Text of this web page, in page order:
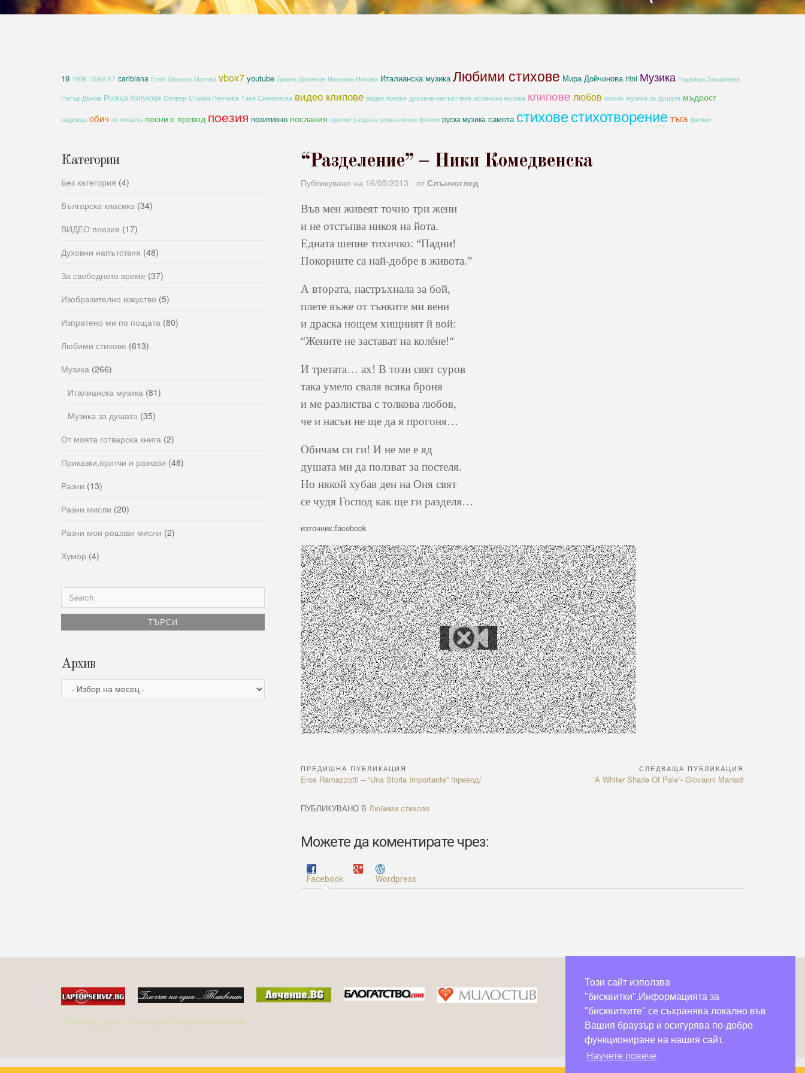
19 1606 7592.67 caribiana Emin Giovanni Marradi vbox7 youtube Дамян Дамянов Ивелина Никова Италианска музика Любими стихове Мира Дойчинова irini Музика Надежда Захариева
Петър Дънов Росица Копукова Селвер Станка Пенчева Таня Симеонова видео клипове видео поезия духовни напътствия испанска музика клипове любов мисли музика за душата мъдрост
надежда обич от пощата песни с превод поезия позитивно послания притчи раздяла романтични филми руска музика самота стиховестихотворениетъга филми
“Разделение” – Ники Комедвенска
Публикувано на 16/05/2013 от Слънчоглед
Във мен живеят точно три жени
и не отстъпва никоя на йота.
Едната шепне тихичко: “Падни!
Покорните са най-добре в живота.”
А втората, настръхнала за бой,
плете въже от тънките ми вени
и драска нощем хищният й вой:
“Жените не застават на колéне!“
И третата… ах! В този свят суров
така умело сваля всяка броня
и ме разлиства с толкова любов,
че и насън не ще да я прогоня…
Обичам си ги! И не ме е яд
душата ми да ползват за постеля.
Но някой хубав ден на Оня свят
се чудя Господ как ще ги разделя…
източник:facebook
Навигация
ПРЕДИШНА ПУБЛИКАЦИЯ
Previous
Eros Ramazzotti – “Una Storia Importante” /превод/
СЛЕДВАЩА ПУБЛИКАЦИЯ
Next
“A Whiter Shade Of Pale”- Giovanni Marradi
ПУБЛИКУВАНО В Любими стихове
Можете да коментирате чрез:
Facebook Wordpress
Категории
Без категория (4)
Българска класика (34)
ВИДЕО поезия (17)
Духовни напътствия (48)
За свободното време (37)
Изобразително изкуство (5)
Изпратено ми по пощата (80)
Любими стихове (613)
Музика (266)
Италианска музика (81)
Музика за душата (35)
От моята готварска книга (2)
Приказки,притчи и разкази (48)
Разни (13)
Разни мисли (20)
Разни мои рошави мисли (2)
Хумор (4)
Search
for:
Архив
Архив
Фейсбук групи в помощ на бездомни животни
Този сайт използва
"бисквитки".Информацията за
"бисквитките" се съхранява локално във
Вашия браузър и осигурява по-добро
функциониране на нашия сайт.
Научете повече